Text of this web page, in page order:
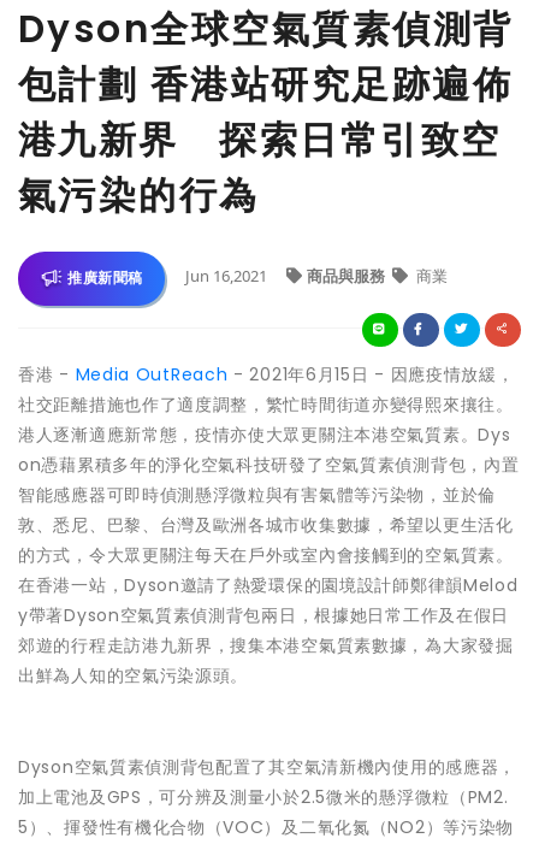
Dyson全球空氣質素偵測背
包計劃 香港站研究足跡遍佈
港九新界 探索日常引致空
氣污染的行為
推廣新聞稿 Jun 16,2021 商品與服務 商業
香港 - Media OutReach - 2021年6月15日 - 因應疫情放緩，
社交距離措施也作了適度調整，繁忙時間街道亦變得熙來攘往。
港人逐漸適應新常態，疫情亦使大眾更關注本港空氣質素。Dys
on憑藉累積多年的淨化空氣科技研發了空氣質素偵測背包，內置
智能感應器可即時偵測懸浮微粒與有害氣體等污染物，並於倫
敦、悉尼、巴黎、台灣及歐洲各城市收集數據，希望以更生活化
的方式，令大眾更關注每天在戶外或室內會接觸到的空氣質素。
在香港一站，Dyson邀請了熱愛環保的園境設計師鄭律韻Melod
y帶著Dyson空氣質素偵測背包兩日，根據她日常工作及在假日
郊遊的行程走訪港九新界，搜集本港空氣質素數據，為大家發掘
出鮮為人知的空氣污染源頭。
Dyson空氣質素偵測背包配置了其空氣清新機內使用的感應器，
加上電池及GPS，可分辨及測量小於2.5微米的懸浮微粒（PM2.
5）、揮發性有機化合物（VOC）及二氧化氮（NO2）等污染物